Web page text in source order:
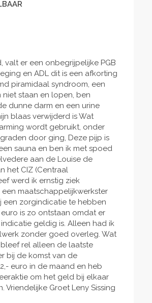
er een onbegrijpelijke PGB
en ADL dit is een afkorting
piramidaal syndroom, een
niet staan en lopen, ben
dunne darm en een urine
blaas verwijderd is Wat
wordt gebruikt, onder
door ging, Deze pijp is
sauna en ben ik met spoed
aan de Louise de
het CIZ (Centraal
werd ik ernstig ziek
een maatschappelijkwerkster
een zorgindicatie te hebben
is zo ontstaan omdat er
geldig is. Alleen had ik
zonder goed overleg. Wat
rel alleen de laatste
bij de komst van de
euro in de maand en heb
om het geld bij elkaar
Groet Leny Sissing